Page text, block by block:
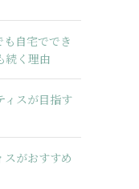
自宅ででき
続く理由
ィスが目指す
がおすすめ